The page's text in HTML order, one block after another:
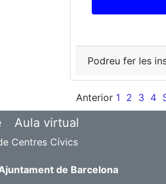
Podreu fer les
Anterior 1 2 3 4
Aula virtual
Centres Cívics
de Barcelona